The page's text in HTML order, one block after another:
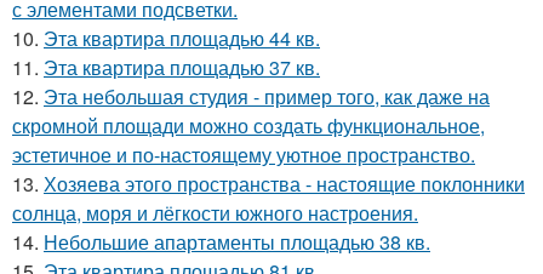
с элементами подсветки.
10. Эта квартира площадью 44 кв.
11. Эта квартира площадью 37 кв.
12. Эта небольшая студия - пример того, как даже на
скромной площади можно создать функциональное,
эстетичное и по-настоящему уютное пространство.
13. Хозяева этого пространства - настоящие поклонники
солнца, моря и лёгкости южного настроения.
14. Небольшие апартаменты площадью 38 кв.